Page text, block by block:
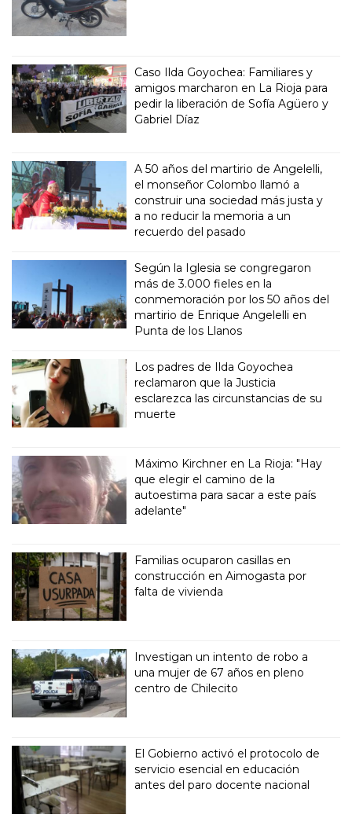
Caso Ilda Goyochea: Familiares y
amigos marcharon en La Rioja para
pedir la liberación de Sofía Agüero y
Gabriel Díaz
A 50 años del martirio de Angelelli,
el monseñor Colombo llamó a
construir una sociedad más justa y
a no reducir la memoria a un
recuerdo del pasado
Según la Iglesia se congregaron
más de 3.000 fieles en la
conmemoración por los 50 años del
martirio de Enrique Angelelli en
Punta de los Llanos
Los padres de Ilda Goyochea
reclamaron que la Justicia
esclarezca las circunstancias de su
muerte
Máximo Kirchner en La Rioja: "Hay
que elegir el camino de la
autoestima para sacar a este país
adelante"
Familias ocuparon casillas en
construcción en Aimogasta por
falta de vivienda
Investigan un intento de robo a
una mujer de 67 años en pleno
centro de Chilecito
El Gobierno activó el protocolo de
servicio esencial en educación
antes del paro docente nacional